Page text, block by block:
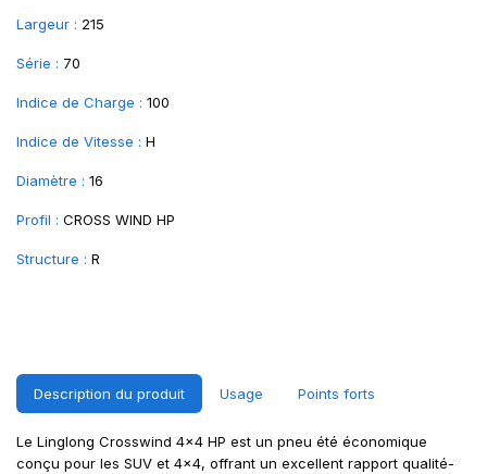
Largeur : 215
Série : 70
Indice de Charge : 100
Indice de Vitesse : H
Diamètre : 16
Profil : CROSS WIND HP
Structure : R
Description du produit Usage Points forts
Le Linglong Crosswind 4x4 HP est un pneu été économique
conçu pour les SUV et 4x4, offrant un excellent rapport qualité-